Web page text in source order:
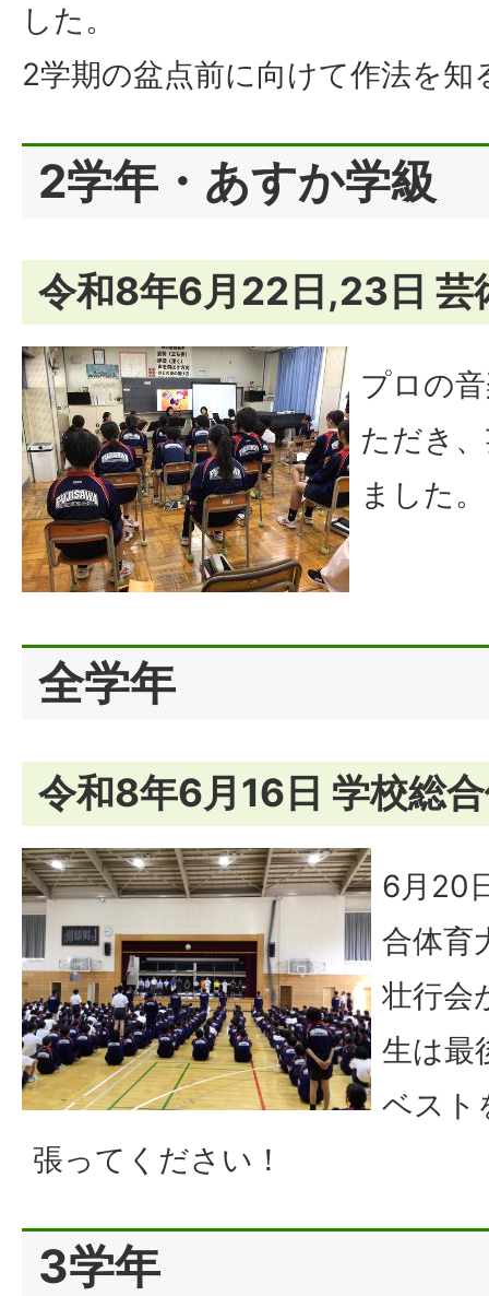
した。
2学期の盆点前に向けて作法を
2学年・あすか学級
令和8年6月22日,23日 芸
プロの
ただき
ました。
全学年
令和8年6月16日 学校総
6月20
合体育
壮行会
生は最
ベスト
張ってください！
3学年